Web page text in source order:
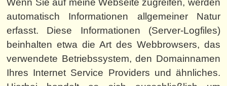
Wenn Sie auf meine Webseite zugreifen, werden
automatisch Informationen allgemeiner Natur
erfasst. Diese Informationen (Server-Logfiles)
beinhalten etwa die Art des Webbrowsers, das
verwendete Betriebssystem, den Domainnamen
Ihres Internet Service Providers und ähnliches.